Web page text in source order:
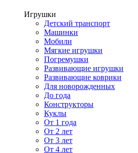
Игрушки
Детский транспорт
Машинки
Мобили
Мягкие игрушки
Погремушки
Развивающие игрушки
Развивающие коврики
Для новорожденных
До года
Конструкторы
Куклы
От 1 года
От 2 лет
От 3 лет
От 4 лет